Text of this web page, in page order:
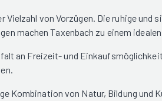
von Vorzügen. Die ruhige und
machen Taxenbach zu einem
an Freizeit- und
von Natur, Bildung und